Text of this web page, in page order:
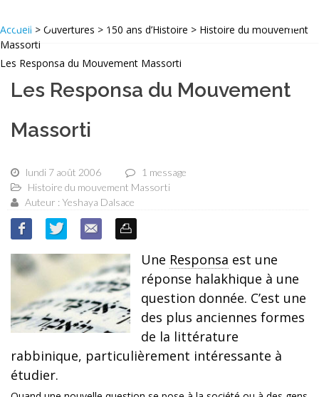
Accueil > Ouvertures > 150 ans d’Histoire > Histoire du mouvement
Massorti
Les Responsa du Mouvement Massorti
Les Responsa du Mouvement
Massorti
lundi 7 août 2006
1 message
Histoire du mouvement Massorti
Auteur : Yeshaya Dalsace
Une Responsa est une
réponse halakhique à une
question donnée. C’est une
des plus anciennes formes
de la littérature
rabbinique, particulièrement intéressante à
étudier.